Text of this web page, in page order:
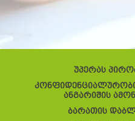
უპერას
ანგარიშის
ბარათის